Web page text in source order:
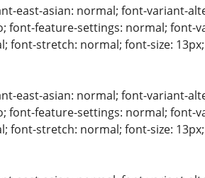
east-asian: normal; font-variant-
font-feature-settings: normal; font-
stretch: normal; font-size:
east-asian: normal; font-variant-
font-feature-settings: normal; font-
stretch: normal; font-size: